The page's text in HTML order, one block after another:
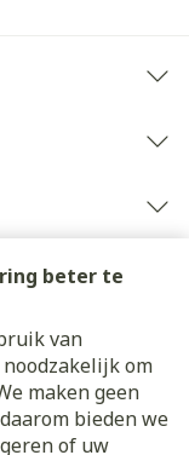
beter te
van
om
maken geen
bieden we
of uw